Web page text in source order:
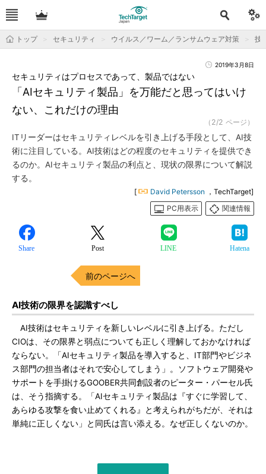
トップ セキュリティ ウイルス／ワーム／ランサムウェア対策 技
2019年3月8日
「AIセキュリティ製品」を万能だと思ってはいけ
ない、これだけの理由
セキュリティはプロセスであって、製品ではない
（2/2 ページ）
ITリーダーはセキュリティレベルを引き上げる手段として、AI技
術に注目している。AI技術はどの程度のセキュリティを提供でき
るのか。AIセキュリティ製品の利点と、現状の限界について解説
する。
[ David Petersson ，TechTarget]
PC用表示
関連情報
Share Post LINE Hatena
前のページへ
AI技術の限界を認識すべし
AI技術はセキュリティを新しいレベルに引き上げる。ただし
CIOは、その限界と弱点についても正しく理解しておかなければ
ならない。「AIセキュリティ製品を導入すると、IT部門やビジネ
ス部門の担当者はそれで安心してしまう」。ソフトウェア開発や
サポートを手掛けるGOOBER共同創設者のピーター・パーセル氏
は、そう指摘する。「AIセキュリティ製品は『すぐに学習して、
あらゆる攻撃を食い止めてくれる』と考えられがちだが、それは
単純に正しくない」と同氏は言い添える。なぜ正しくないのか。